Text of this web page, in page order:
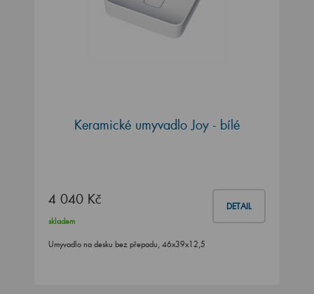
Keramické umyvadlo Joy - bílé
4 040 Kč DETAIL
skladem
Umyvadlo na desku bez přepadu, 46x39x12,5